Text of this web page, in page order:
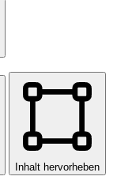
Inhalt hervorheben